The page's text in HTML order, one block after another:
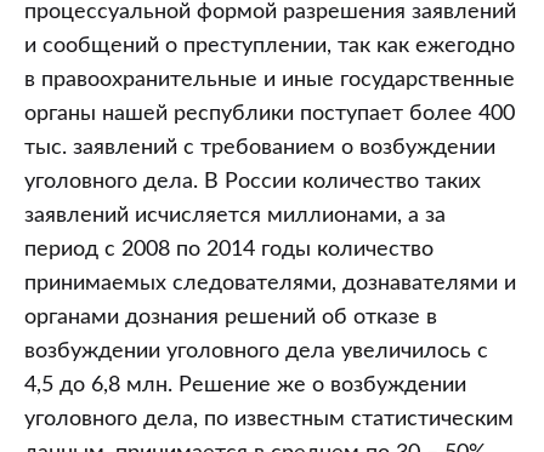
процессуальной формой разрешения заявлений
и сообщений о преступлении, так как ежегодно
в правоохранительные и иные государственные
органы нашей республики поступает более 400
тыс. заявлений с требованием о возбуждении
уголовного дела. В России количество таких
заявлений исчисляется миллионами, а за
период с 2008 по 2014 годы количество
принимаемых следователями, дознавателями и
органами дознания решений об отказе в
возбуждении уголовного дела увеличилось с
4,5 до 6,8 млн. Решение же о возбуждении
уголовного дела, по известным статистическим